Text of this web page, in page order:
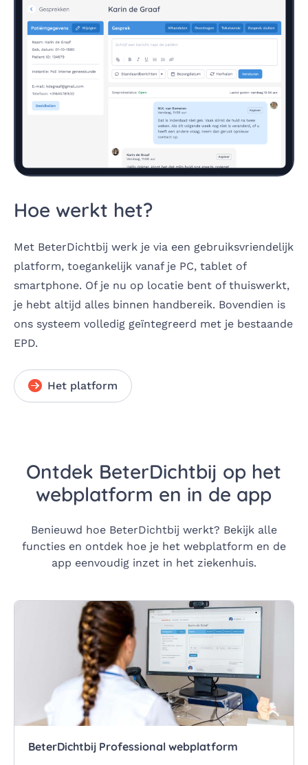
Hoe werkt het?
Met BeterDichtbij werk je via een gebruiksvriendelijk
platform, toegankelijk vanaf je PC, tablet of
smartphone. Of je nu op locatie bent of thuiswerkt,
je hebt altijd alles binnen handbereik. Bovendien is
ons systeem volledig geïntegreerd met je bestaande
EPD.
Het platform
Ontdek BeterDichtbij op het
webplatform en in de app
Benieuwd hoe BeterDichtbij werkt? Bekijk alle
functies en ontdek hoe je het webplatform en de
app eenvoudig inzet in het ziekenhuis.
BeterDichtbij Professional webplatform